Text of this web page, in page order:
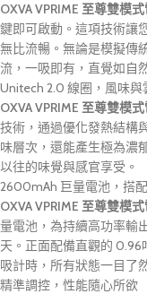
OXVA VPRIME 至尊雙模
鍵即可啟動。這項技術讓
無比流暢。無論是模擬傳
流，一吸即有，直覺如自
Unitech 2.0 線圈，風味與
OXVA VPRIME 至尊雙模
技術，通過優化發熱結構
味層次，還能產生極為濃
以往的味覺與感官享受。
2600mAh 巨量電池，搭
OXVA VPRIME 至尊雙模
量電池，為持續高功率輸
天。正面配備直觀的
吸計時，所有狀態一目了
精準調控，性能隨心所欲